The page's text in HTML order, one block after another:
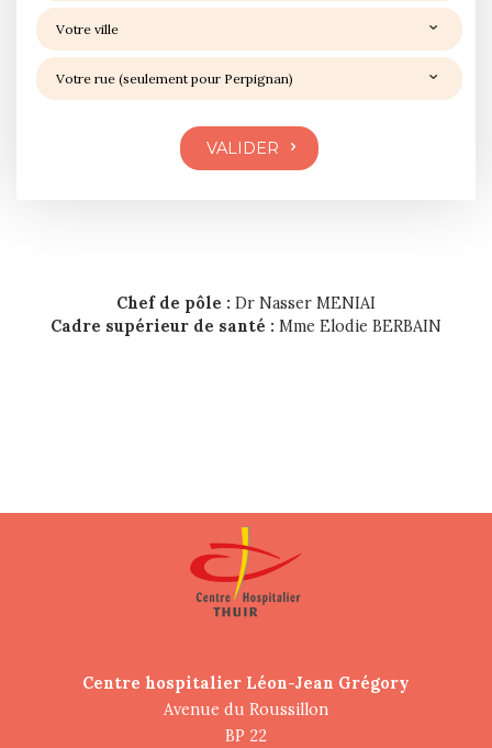
Chef de pôle : Dr Nasser MENIAI
Cadre supérieur de santé : Mme Elodie BERBAIN
Centre hospitalier Léon-Jean Grégory
Avenue du Roussillon
BP 22